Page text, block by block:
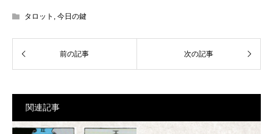
タロット , 今日の鍵
関連記事